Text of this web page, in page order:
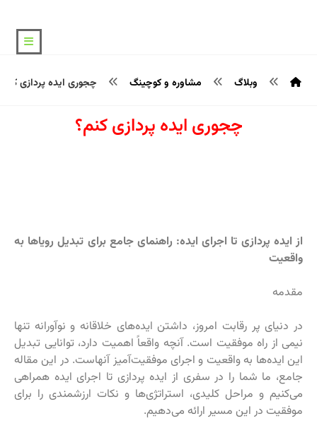
وبلاگ مشاوره و کوچینگ چجوری ایده پردازی
چجوری ایده پردازی کنم؟
از ایده پردازی تا اجرای ایده: راهنمای جامع برای تبدیل رویاها به
واقعیت
مقدمه
در دنیای پر رقابت امروز، داشتن ایده‌های خلاقانه و نوآورانه تنها
نیمی از راه موفقیت است. آنچه واقعاً اهمیت دارد، توانایی تبدیل
این ایده‌ها به واقعیت و اجرای موفقیت‌آمیز آنهاست. در این مقاله
جامع، ما شما را در سفری از ایده پردازی تا اجرای ایده همراهی
می‌کنیم و مراحل کلیدی، استراتژی‌ها و نکات ارزشمندی را برای
موفقیت در این مسیر ارائه می‌دهیم.